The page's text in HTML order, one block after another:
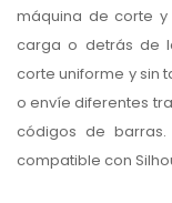
máquina de corte
carga o detrás de
corte uniforme y sin
o envíe diferentes
códigos de
compatible con